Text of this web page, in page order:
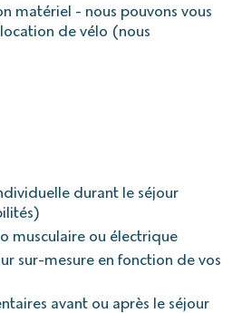
matériel - nous pouvons vous
de vélo (nous
durant le séjour
musculaire ou électrique
sur-mesure en fonction de vos
avant ou après le séjour